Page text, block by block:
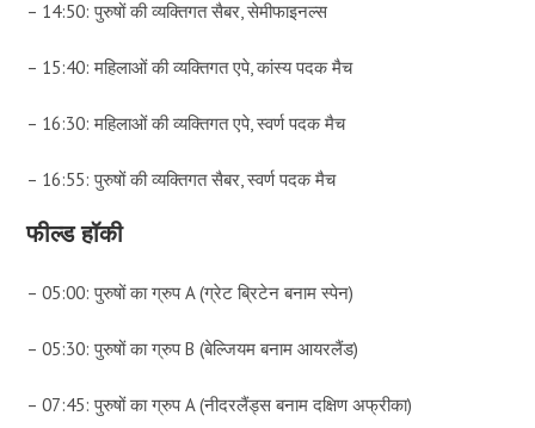
– 14:50: पुरुषों की व्यक्तिगत सैबर, सेमीफाइनल्स
– 15:40: महिलाओं की व्यक्तिगत एपे, कांस्य पदक मैच
– 16:30: महिलाओं की व्यक्तिगत एपे, स्वर्ण पदक मैच
– 16:55: पुरुषों की व्यक्तिगत सैबर, स्वर्ण पदक मैच
फील्ड हॉकी
– 05:00: पुरुषों का ग्रुप A (ग्रेट ब्रिटेन बनाम स्पेन)
– 05:30: पुरुषों का ग्रुप B (बेल्जियम बनाम आयरलैंड)
– 07:45: पुरुषों का ग्रुप A (नीदरलैंड्स बनाम दक्षिण अफ्रीका)